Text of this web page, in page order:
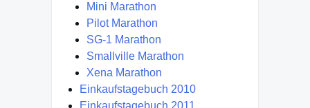
Mini Marathon
Pilot Marathon
SG-1 Marathon
Smallville Marathon
Xena Marathon
Einkaufstagebuch 2010